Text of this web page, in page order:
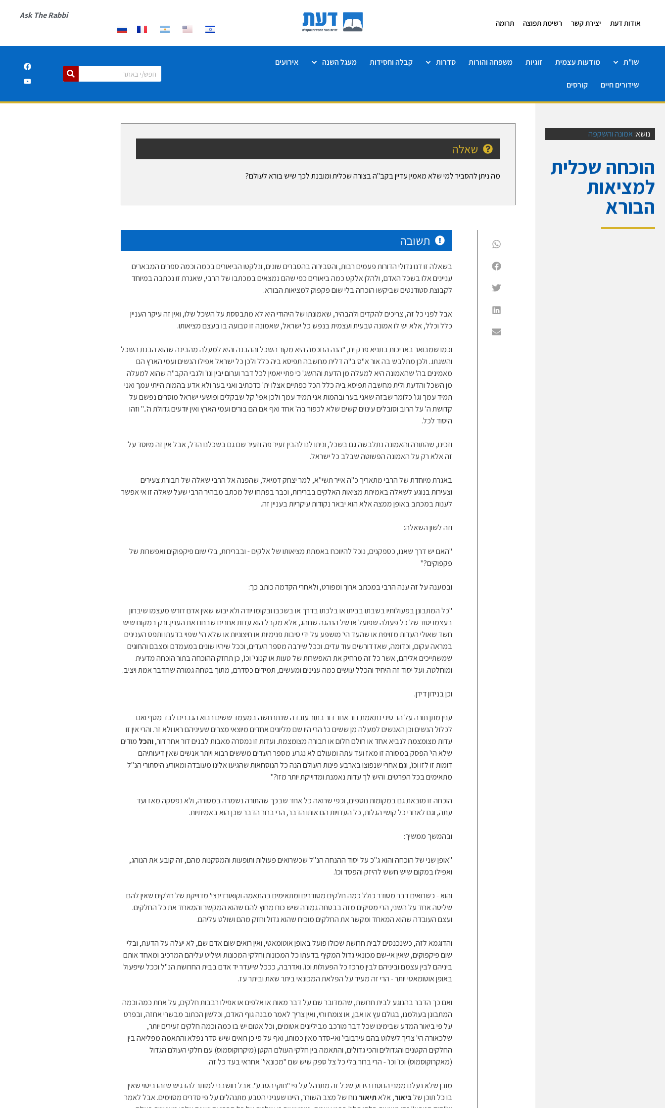
אודות דעת יצירת קשר רשימת תפוצה תרומה
Ask The Rabbi
שו"ת מודעות עצמית זוגיות משפחה והורות סדרות קבלה וחסידות מעגל השנה אירועים
שידורים חיים קורסים
נושא: אמונה והשקפה
הוכחה שכלית
למציאות
הבורא
שאלה
מה ניתן להסביר למי שלא מאמין עדיין בקב"ה בצורה שכלית ומובנת לכך שיש בורא לעולם?
תשובה
בשאלה זו דנו גדולי הדורות פעמים רבות, והסבירוה בהסברים שונים, ונלקטו הביאורים בכמה וכמה ספרים המבארים
עניינים אלו בשכל האדם, ולהלן אלקט כמה ביאורים כפי שהם נמצאים במכתבו של הרבי, שאגרת זו נכתבה במיוחד
לקבוצת סטודנטים שביקשו הוכחה בלי שום פקפוק למציאות הבורא.
אבל לפני כל זה, צריכים להקדים ולהבהיר, שאמונתו של היהודי היא לא מתבססת על השכל שלו, ואין זה עיקר העניין
כלל וכלל, אלא יש לו אמונה טבעית ועצמית בנפש כל ישראל, שאמונה זו טבועה בו בעצם מציאותו.
וכמו שמבואר באריכות בתניא פרק יח, "הנה החכמה היא מקור השכל וההבנה והיא למעלה מהבינה שהוא הבנת השכל
והשגתו.. ולכן מתלבש בה אור א"ס ב"ה דלית מחשבה תפיסא ביה כלל ולכן כל ישראל אפילו הנשים ועמי הארץ הם
מאמינים בה' שהאמונה היא למעלה מן הדעת וההשג' כי פתי יאמין לכל דבר וערום יבין וגו' ולגבי הקב"ה שהוא למעלה
מן השכל והדעת ולית מחשבה תפיסא ביה כלל הכל כפתיים אצלו ית' כדכתיב ואני בער ולא אדע בהמות הייתי עמך ואני
תמיד עמך וגו' כלומר שבזה שאני בער ובהמות אני תמיד עמך ולכן אפי' קל שבקלים ופושעי ישראל מוסרים נפשם על
קדושת ה' על הרוב וסובלים עינוים קשים שלא לכפור בה' אחד ואף אם הם בורים ועמי הארץ ואין יודעים גדולת ה'.." וזהו
היסוד לכל.
וזכינו, שהתורה והאמונה נתלבשה גם בשכל, וניתו לנו להבין זעיר פה וזעיר שם גם בשכלנו הדל, אבל אין זה מיוסד על
זה אלא רק על האמונה הפשוטה שבלב כל ישראל.
באגרת מיוחדת של הרבי מתאריך כ"ה אייר תשי"א, למר יצחק דמיאל, שהפנה אל הרבי שאלה של חבורת צעירים
וצעירות בנוגע לשאלה באמיתת מציאות האלקים בברירות, וכבר בפתחו של מכתב מבהיר הרבי שעל שאלה זו אי אפשר
לענות במכתב באופן ממצה אלא הוא יבאר נקודות עיקריות בעניין זה.
וזה לשון השאלה:
"האם יש דרך שאנו, כספקנים, נוכל להיווכח באמתת מציאותו של אלקים - ובברירות, בלי שום פיקפוקים ואפשרות של
פקפוקים?"
ובמענה על זה ענה הרבי במכתב ארוך ומפורט, ולאחרי הקדמה כותב כך:
"כל המתבונן בפעולותיו בשבתו בביתו או בלכתו בדרך או בשכבו ובקומו יודה ולא יבוש שאין אדם דורש מעצמו שיבחון
בעצמו יסוד של כל פעולה שפועל או של הנהגה שנוהג, אלא מקבל הוא עדות אחרים שבחנו את הענין. ורק במקום שיש
חשד שאולי העדות מזויפת או שהעד הי' מושפע על ידי סיבות פנימיות או חיצוניות או שלא הי' שפוי בדעתו ותפס הענינים
במראה עקום, וכדומה, שאז דורשים עוד עדים. וככל שירבה מספר העדים, וככל שיהיו שונים במעמדם ומצבם והחוגים
שמשתייכים אליהם, אשר כל זה מרחיק את האפשרות של טעות או קנוני' וכו', כן תחזק ההוכחה בתור הוכחה מדעית
ומוחלטה. ועל יסוד זה היחיד והכלל עושים כמה ענינים ומעשים, תמידים כסדרם, מתוך בטחה גמורה שהדבר אמת ויציב.
וכן בנידון דידן.
ענין מתן תורה על הר סיני נתאמת דור אחר דור בתור עובדה שנתרחשה במעמד ששים רבוא הגברים לבד מטף ואם
לכלול הנשים וכן האנשים למעלה מן ששים כו' הרי היו שם מליונים אחדים מיוצאי מצרים שעיניהם ראו ולא זר. והרי אין זו
עדות מצומצמת לנביא אחד או חולם חלום או חבורה מצומצמת. ועדות זו נמסרה מאבות לבנים דור אחר דור,והכל מודים
שלא הי' הפסק במסורה זו מאז ועד עתה ומעולם לא נגרע מספר העדים מששים רבוא ויותר אנשים שאין דיעותיהם
דומות זו לזו וכו', וגם אחרי שנפוצו בארבע פינות העולם הנה כל הנוסחאות שהגיעו אלינו מעובדה ומאורע היסתורי הנ"ל
מתאימים בכל הפרטים. והיש לך עדות נאמנת ומדוייקת יותר מזו?"
הוכחה זו מובאת גם במקומות נוספים, וכפי שרואה כל אחד שבכך שהתורה נשמרה במסורה, ולא נפסקה מאז ועד
עתה, וגם לאחרי כל קושי הגלות, כל העדויות הם אותו הדבר, הרי ברור הדבר שכן הוא באמיתיות.
ובהמשך ממשיך:
"אופן שני של הוכחה והוא ג"כ על יסוד ההנחה הנ"ל שכשרואים פעולות ותופעות והמסקנות מהם, זה קובע את הנוהג,
ואפילו במקום שיש חשש להיזק והפסד וכו'.
והוא - כשרואים דבר מסודר כולל כמה חלקים מסודרים ומתאימים בהתאמה וקואורדינצי' מדוייקת של חלקים שאין להם
שליטה אחד על השני, הרי מסיקים מזה בבטחה גמורה שיש כוח מחוץ להם שהוא המקשר והמאחד את כל החלקים.
ועצם העובדה שהוא המאחד ומקשר את החלקים מוכיח שהוא גדול וחזק מהם ושולט עליהם.
והדוגמא לזה, כשנכנסים לבית חרושת שכולו פועל באופן אוטומאטי, ואין רואים שום אדם שם, לא יעלה על הדעת, ובלי
שום פיקפוקים, שאין אי-שם מכונאי גדול המקיף בדעתו כל המכונות וחלקי המכונות ושליט עליהם המרכיב ומאחד אותם
ביניהם לבין עצמם וביניהם לבין מרכז כל הפעולות וכו'. ואדרבה, כככל שיעדר יד אדם בבית החרושת הנ"ל וככל שיפעול
באופן אוטומאטי יותר - הרי זה מעיד על הפלאת המכונאי ביתר שאת וביתר עז.
ואם כך הדבר בהנוגע לבית חרושת, שהמדובר שם על דבר מאות או אלפים או אפילו רבבות חלקים, על אחת כמה וכמה
המתבונן בעולמנו, בגולם עץ או אבן, או צומח וחי, ואין צריך לאמר מבנה גוף האדם, וכלשון הכתוב מבשרי אחזה, ובפרט
על פי ביאור המדע שבימינו שכל דבר מורכב מביליונים אטומים, וכל אטום יש בו כמה וכמה חלקים זעירים יותר,
שלכאורה הי' צריך לשלוט בהם עירבובי' ואי-סדר מאין כמותו, ואף על פי כן רואים שיש סדר נפלא והתאמה מפליאה בין
החלקים הקטנים והגדולים והכי גדולים, והתאמה בין חלקי העולם הקטן (מיקרוקוסמוס) עם חלקי העולם הגדול
(מאקרוקוסמוס) וכו' וכו' - הרי ברור בלי כל צל ספק שיש שם "מכונאי" אחראי בעד כל זה.
מובן שלא נעלם ממני הנוסח הידוע שכל זה מתנהל על פי "חוקי הטבע". אבל חושבני למותר להדגיש שזהו ביטוי שאין
בו כל תוכן שלביאור, אלאתיאור נוח של מצב השורר, היינו שעניני הטבע מתנהלים על פי סדרים מסוימים. אבל לאמר